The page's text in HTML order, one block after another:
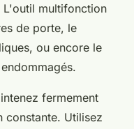
L'outil multifonction
de porte, le
ou encore le
fermement
constante. Utilisez